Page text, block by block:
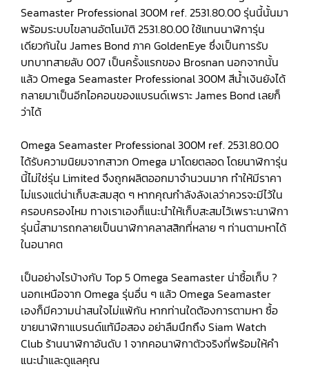
Seamaster Professional 300M ref. 2531.80.00 รุ่นนี้นั้นมา
พร้อมระบบไขลานอัตโนมัติ 2531.80.00 ใช้แทนนาฬิการุ่น
เดียวกันใน James Bond ภาค GoldenEye ซึ่งเป็นการรับ
บทบาทสายลับ 007 เป็นครั้งแรกของ Brosnan นอกจากนั้น
แล้ว Omega Seamaster Professional 300M สีน้ำเงินยังได้
กลายมาเป็นอีกไอคอนของแบรนด์เพราะ James Bond เลยก็
ว่าได้
Omega Seamaster Professional 300M ref. 2531.80.00
ได้รับความนิยมจากสาวก Omega มาโดยตลอด โดยนาฬิการุ่น
นี้ไม่ใช่รุ่น Limited จึงถูกผลิตออกมาจำนวนมาก ทำให้มีราคา
ไม่แรงแต่น่าเก็บสะสมสุด ๆ หากคุณกำลังลังเลว่าควรจะมีไว้ใน
ครอบครองไหม ทางเราเองก็แนะนำให้เก็บสะสมไว้เพราะนาฬิกา
รุ่นนี้สามารถกลายเป็นนาฬิกาคลาสสิกที่หลาย ๆ ท่านตามหาได้
ในอนาคต
เป็นอย่างไรบ้างกับ Top 5 Omega Seamaster น่าซื้อเก็บ ?
นอกเหนือจาก Omega รุ่นอื่น ๆ แล้ว Omega Seamaster
เองก็มีความน่าสนใจไม่แพ้กัน หากท่านใดต้องการตามหา ซื้อ
ขายนาฬิกาแบรนด์แท้มือสอง อย่าลืมนึกถึง Siam Watch
Club ร้านนาฬิกาอันดับ 1 จากคอนาฬิกาตัวจริงที่พร้อมให้คำ
แนะนำและดูแลคุณ